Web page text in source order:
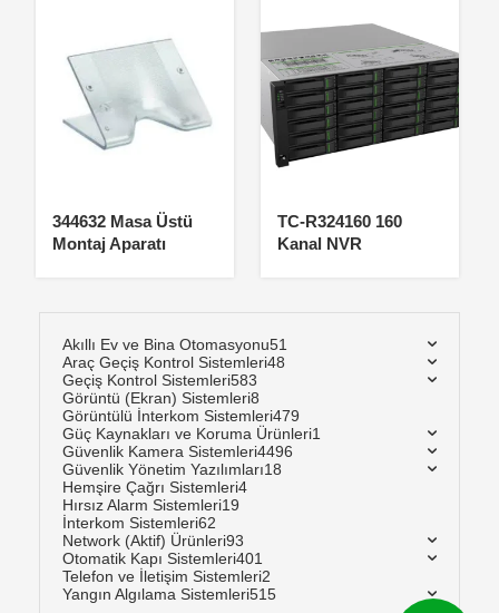
344632 Masa Üstü
Montaj Aparatı
TC-R324160 160
Kanal NVR
Akıllı Ev ve Bina Otomasyonu51
Araç Geçiş Kontrol Sistemleri48
Geçiş Kontrol Sistemleri583
Görüntü (Ekran) Sistemleri8
Görüntülü İnterkom Sistemleri479
Güç Kaynakları ve Koruma Ürünleri1
Güvenlik Kamera Sistemleri4496
Güvenlik Yönetim Yazılımları18
Hemşire Çağrı Sistemleri4
Hırsız Alarm Sistemleri19
İnterkom Sistemleri62
Network (Aktif) Ürünleri93
Otomatik Kapı Sistemleri401
Telefon ve İletişim Sistemleri2
Yangın Algılama Sistemleri515